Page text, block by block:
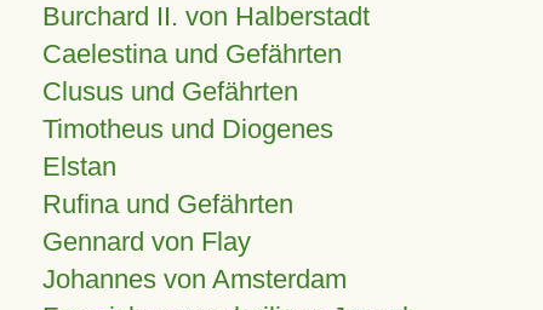
Burchard II. von Halberstadt
Caelestina und Gefährten
Clusus und Gefährten
Timotheus und Diogenes
Elstan
Rufina und Gefährten
Gennard von Flay
Johannes von Amsterdam